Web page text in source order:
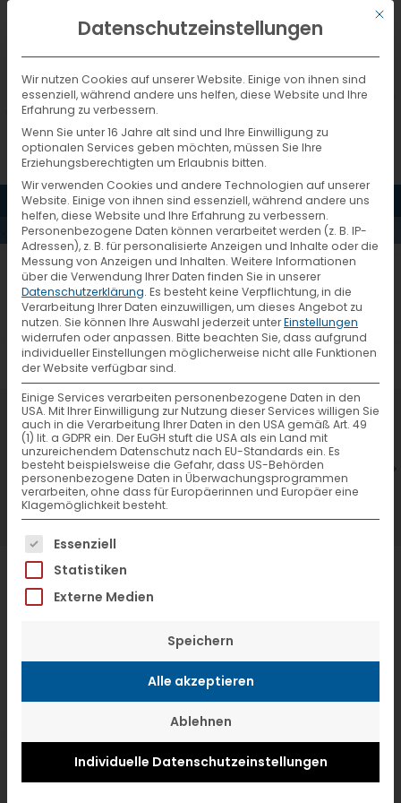
DEUTSCH
MENÜ
KATJA
KLÜBER
7. Juli 2026
VTL hat neuen Aufsichtsrat gewählt
Mit
Datenschutzeinstellungen
Wir nutzen Cookies auf unserer Website. Einige von ihnen sind
essenziell, während andere uns helfen, diese Website und Ihre
Erfahrung zu verbessern.
Wenn Sie unter 16 Jahre alt sind und Ihre Einwilligung zu
optionalen Services geben möchten, müssen Sie Ihre
Erziehungsberechtigten um Erlaubnis bitten.
Wir verwenden Cookies und andere Technologien auf unserer
Website. Einige von ihnen sind essenziell, während andere uns
helfen, diese Website und Ihre Erfahrung zu verbessern.
Personenbezogene Daten können verarbeitet werden (z. B. IP-
Adressen), z. B. für personalisierte Anzeigen und Inhalte oder die
Messung von Anzeigen und Inhalten. Weitere Informationen
über die Verwendung Ihrer Daten finden Sie in unserer
Datenschutzerklärung. Es besteht keine Verpflichtung, in die
Verarbeitung Ihrer Daten einzuwilligen, um dieses Angebot zu
nutzen. Sie können Ihre Auswahl jederzeit unterEinstellungen
widerrufen oder anpassen. Bitte beachten Sie, dass aufgrund
individueller Einstellungen möglicherweise nicht alle Funktionen
der Website verfügbar sind.
Einige Services verarbeiten personenbezogene Daten in den
USA. Mit Ihrer Einwilligung zur Nutzung dieser Services willigen Sie
auch in die Verarbeitung Ihrer Daten in den USA gemäß Art. 49
(1) lit. a GDPR ein. Der EuGH stuft die USA als ein Land mit
unzureichendem Datenschutz nach EU-Standards ein. Es
besteht beispielsweise die Gefahr, dass US-Behörden
personenbezogene Daten in Überwachungsprogrammen
verarbeiten, ohne dass für Europäerinnen und Europäer eine
Klagemöglichkeit besteht.
Es folgt eine Liste der Service-Gruppen,
Essenziell
Statistiken
Externe Medien
Speichern
Alle akzeptieren
Ablehnen
Individuelle Datenschutzeinstellungen